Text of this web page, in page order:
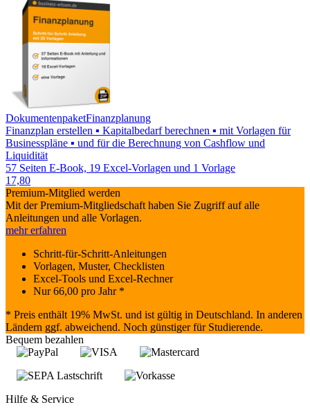
DokumentenpaketFinanzplanung
Finanzplan erstellen ▪ Kapitalbedarf berechnen ▪ mit Vorlagen für
Businesspläne ▪ und für die Berechnung von Cashflow und
Liquidität
57 Seiten E-Book, 19 Excel-Vorlagen und 1 Vorlage
17,80
Premium-Mitglied werden
Mit der Premium-Mitgliedschaft haben Sie Zugriff auf alle
Anleitungen und alle Vorlagen.
mehr erfahren
Schritt-für-Schritt-Anleitungen
Vorlagen, Muster, Checklisten
Excel-Tools und Excel-Rechner
Nur66,00 pro Jahr *
* Preis enthält 19% MwSt. und ist gültig in Deutschland. In anderen
Ländern ggf. abweichend. Noch günstiger für Studierende.
Bequem bezahlen
Hilfe & Service